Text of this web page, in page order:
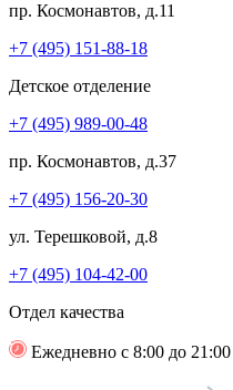
пр. Космонавтов, д.11
+7 (495) 151-88-18
Детское отделение
+7 (495) 989-00-48
пр. Космонавтов, д.37
+7 (495) 156-20-30
ул. Терешковой, д.8
+7 (495) 104-42-00
Отдел качества
Ежедневно с 8:00 до 21:00